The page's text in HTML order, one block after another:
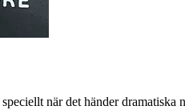
när det händer dramatiska